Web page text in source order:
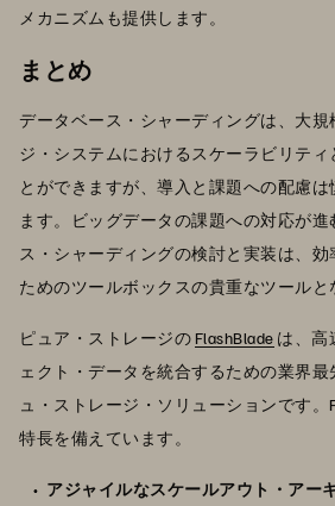
メカニズムも提供します。
まとめ
データベース・シャーディングは、大
ジ・システムにおけるスケーラビリティ
とができますが、導入と課題への配慮は
ます。ビッグデータの課題への対応が
ス・シャーディングの検討と実装は、
ためのツールボックスの貴重なツールと
ピュア・ストレージのFlashBlade は、高
ェクト・データを統合するための業界
ュ・ストレージ・ソリューションです。
特長を備えています。
アジャイルなスケールアウト・アー